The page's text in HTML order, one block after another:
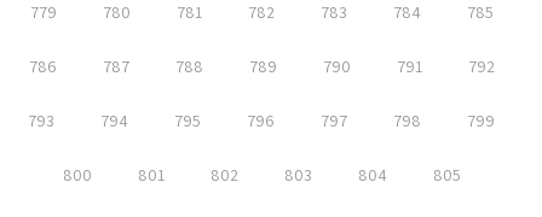
779 780 781 782 783 784 785
786 787 788 789 790 791 792
793 794 795 796 797 798 799
800 801 802 803 804 805